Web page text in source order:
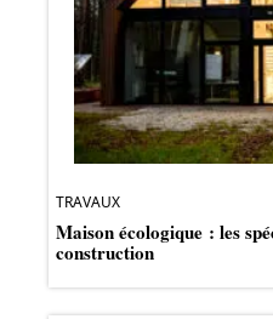
TRAVAUX
Maison écologique : les
construction